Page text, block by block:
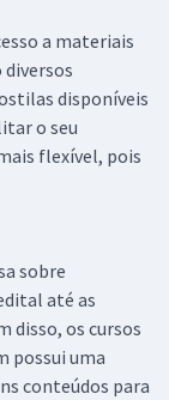
a materiais
diversos
disponíveis
o seu
flexível, pois
sobre
até as
disso, os cursos
possui uma
conteúdos para